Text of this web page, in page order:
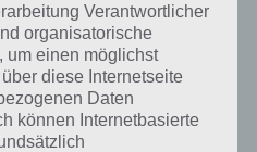
da schon Level 9 von 100
zunächst die Brechstange
Brett, sodass es sich auf und
(wichtig: Brechstange
nach unten, sodass das Brett
Verantwortlicher
organisatorische
um einen möglichst
diese Internetseite
Daten
können Internetbasierte